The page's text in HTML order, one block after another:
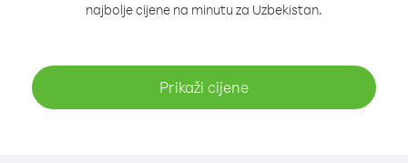
najbolje cijene na minutu za Uzbekistan.
Prikaži cijene